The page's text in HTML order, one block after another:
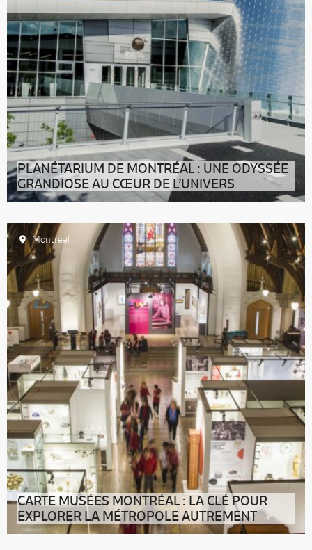
PLANÉTARIUM DE MONTRÉAL : UNE ODYSSÉE
GRANDIOSE AU CŒUR DE L’UNIVERS
On vous dit l’essentiel sur le Planétarium de Montréal et
les expériences immanq
Montréal
CARTE MUSÉES MONTRÉAL : LA CLÉ POUR
EXPLORER LA MÉTROPOLE AUTREMENT